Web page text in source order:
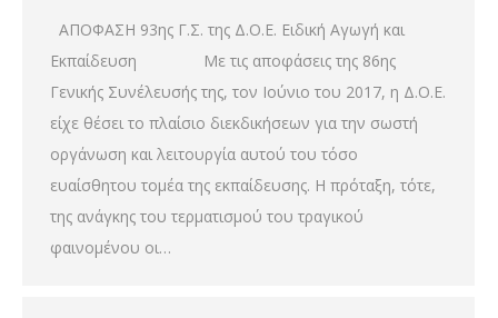
ΑΠΟΦΑΣΗ 93ης Γ.Σ. της Δ.Ο.Ε. Ειδική Αγωγή και
Εκπαίδευση Με τις αποφάσεις της 86ης
Γενικής Συνέλευσής της, τον Ιούνιο του 2017, η Δ.Ο.Ε.
είχε θέσει το πλαίσιο διεκδικήσεων για την σωστή
οργάνωση και λειτουργία αυτού του τόσο
ευαίσθητου τομέα της εκπαίδευσης. Η πρόταξη, τότε,
της ανάγκης του τερματισμού του τραγικού
φαινομένου οι…